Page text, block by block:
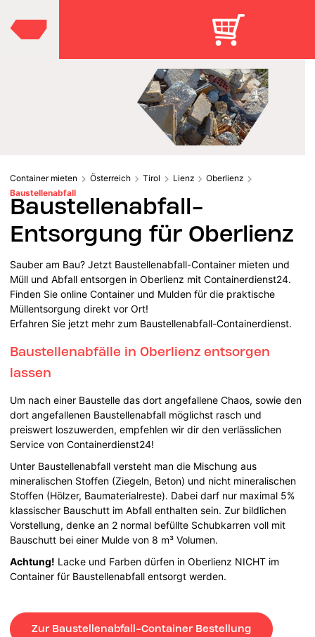
Container mieten Österreich Tirol Lienz
Oberlienz
Baustellenabfall
Baustellenabfall-
Entsorgung für Oberlienz
Sauber am Bau? Jetzt Baustellenabfall-Container mieten und
Müll und Abfall entsorgen in Oberlienz mit Containerdienst24.
Finden Sie online Container und Mulden für die praktische
Müllentsorgung direkt vor Ort!
Erfahren Sie jetzt mehr zum Baustellenabfall-Containerdienst.
Baustellenabfälle in Oberlienz entsorgen
lassen
Um nach einer Baustelle das dort angefallene Chaos, sowie den
dort angefallenen Baustellenabfall möglichst rasch und
preiswert loszuwerden, empfehlen wir dir den verlässlichen
Service von Containerdienst24!
Unter Baustellenabfall versteht man die Mischung aus
mineralischen Stoffen (Ziegeln, Beton) und nicht mineralischen
Stoffen (Hölzer, Baumaterialreste). Dabei darf nur maximal 5%
klassischer Bauschutt im Abfall enthalten sein. Zur bildlichen
Vorstellung, denke an 2 normal befüllte Schubkarren voll mit
Bauschutt bei einer Mulde von 8 m³ Volumen.
Achtung! Lacke und Farben dürfen in Oberlienz NICHT im
Container für Baustellenabfall entsorgt werden.
Zur Baustellenabfall-Container Bestellung